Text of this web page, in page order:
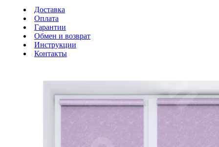
Доставка
Оплата
Гарантии
Обмен и возврат
Инструкции
Контакты